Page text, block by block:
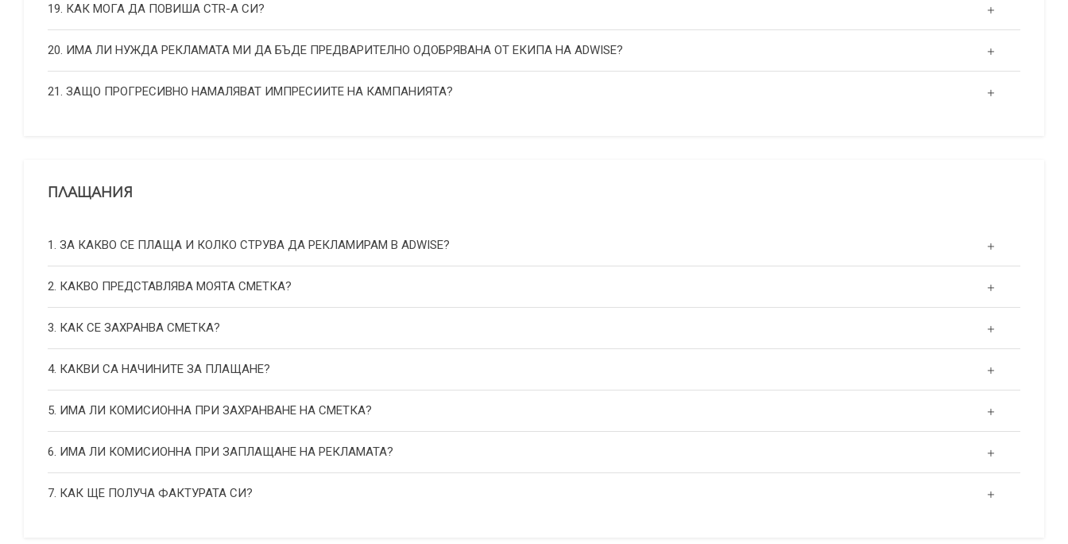
19. КАК МОГА ДА ПОВИША СТR-А СИ?
20. ИМА ЛИ НУЖДА РЕКЛАМАТА МИ ДА БЪДЕ ПРЕДВАРИТЕЛНО ОДОБРЯВАНА ОТ ЕКИПА НА ADWISE?
21. ЗАЩО ПРОГРЕСИВНО НАМАЛЯВАТ ИМПРЕСИИТЕ НА КАМПАНИЯТА?
ПЛАЩАНИЯ
1. ЗА КАКВО СЕ ПЛАЩА И КОЛКО СТРУВА ДА РЕКЛАМИРАМ В ADWISE?
2. КАКВО ПРЕДСТАВЛЯВА МОЯТА СМЕТКА?
3. КАК СЕ ЗАХРАНВА СМЕТКА?
4. КАКВИ СА НАЧИНИТЕ ЗА ПЛАЩАНЕ?
5. ИМА ЛИ КОМИСИОННА ПРИ ЗАХРАНВАНЕ НА СМЕТКА?
6. ИМА ЛИ КОМИСИОННА ПРИ ЗАПЛАЩАНЕ НА РЕКЛАМАТА?
7. КАК ЩЕ ПОЛУЧА ФАКТУРАТА СИ?